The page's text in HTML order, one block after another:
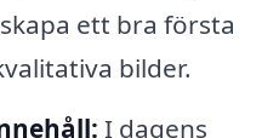
ett bra första
bilder.
I dagens